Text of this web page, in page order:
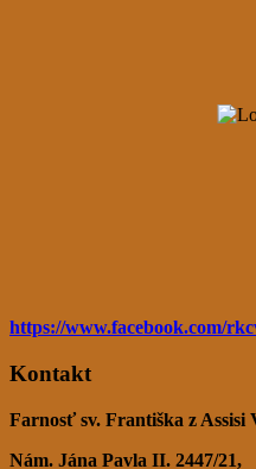
https://www.facebook.com/
Kontakt
Farnosť sv. Františka z
Nám. Jána Pavla II. 2447/21,